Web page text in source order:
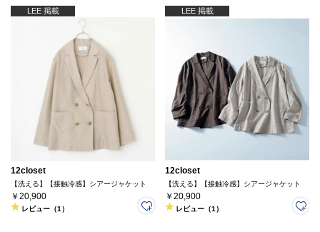
LEE 掲載
12closet
【洗える】【接触冷感】シアージャケット
￥20,900
レビュー（1）
LEE 掲載
12closet
【洗える】【接触冷感】シアージャケット
￥20,900
レビュー（1）